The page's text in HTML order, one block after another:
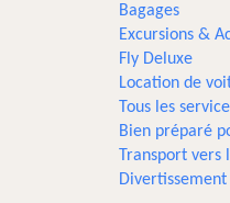
Bagages
Excursions &
Fly Deluxe
Location de
Tous les
Bien préparé
Transport
Divertissement